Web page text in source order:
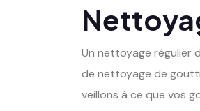
Un nettoyage régulier
de nettoyage de
veillons à ce que vos